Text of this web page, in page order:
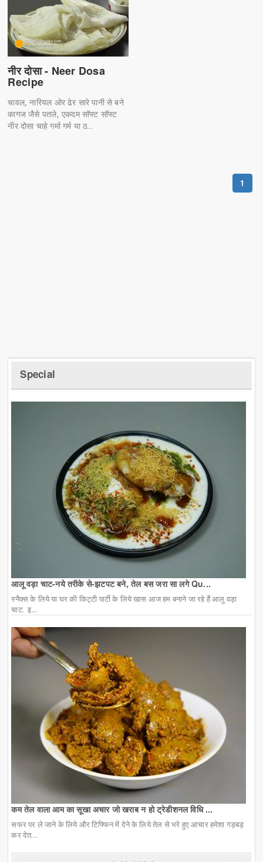
नीर दोसा - Neer Dosa
Recipe
चावल, नारियल ओर ढेर सारे पानी से बने
कागज जैसे पतले, एकदम सॉफ्ट सॉफ्ट
नीर दोसा चाहे गर्मा गर्म या ठ...
1
Special
आलू वड़ा चाट-नये तरीके से-झटपट बने, तेल बस जरा सा लगे Qu...
स्नैक्स के लिये या घर की किट्टी पार्टी के लिये खास आज हम बनाने जा रहे हैं आलू वड़ा
चाट. इ...
कम तेल वाला आम का सूखा अचार जो खराब न हो ट्रेडीशनल विधि ...
सफर पर ले जाने के लिये और टिफ्फिन में देने के लिये तेल से भरे हुए आचार हमेशा गड़बड़
कर देत...